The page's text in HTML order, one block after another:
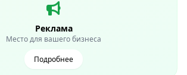
Реклама
Место для вашего бизнеса
Подробнее